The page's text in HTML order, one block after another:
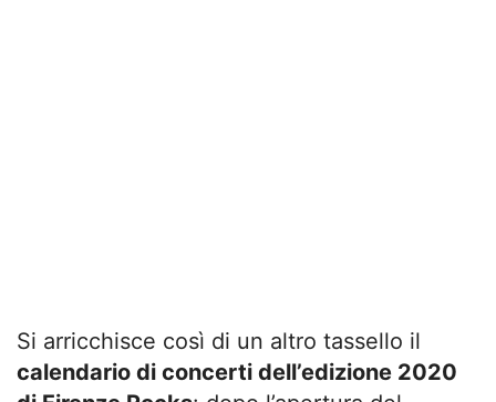
Si arricchisce così di un altro tassello il
calendario di concerti dell’edizione 2020